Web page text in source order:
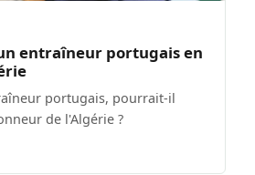
entraîneur portugais en
portugais, pourrait-il
de l'Algérie ?